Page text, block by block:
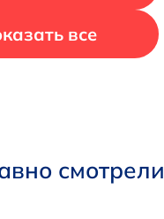
все
смотрели